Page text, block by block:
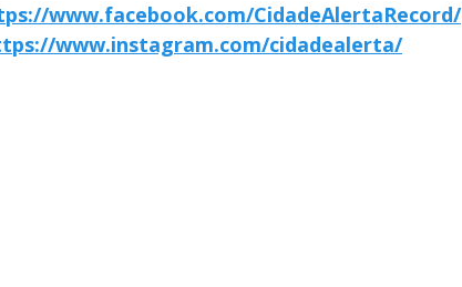
www.facebook.com/CidadeAlertaRecord/
www.instagram.com/cidadealerta/